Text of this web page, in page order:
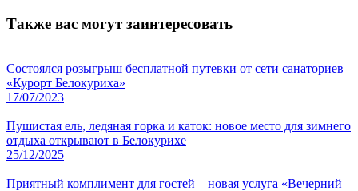
Также вас могут заинтересовать
Состоялся розыгрыш бесплатной путевки от сети санаториев
«Курорт Белокуриха»
17/07/2023
Пушистая ель, ледяная горка и каток: новое место для зимнего
отдыха открывают в Белокурихе
25/12/2025
Приятный комплимент для гостей – новая услуга «Вечерний